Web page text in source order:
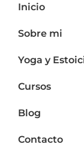
e
Inicio
Sobre mi
Yoga y
Cursos
Blog
Contacto